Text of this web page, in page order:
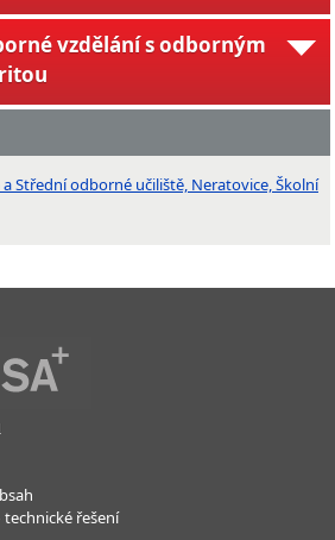
vzdělání s odborným
Střední odborné učiliště, Neratovice, Školní
technické řešení